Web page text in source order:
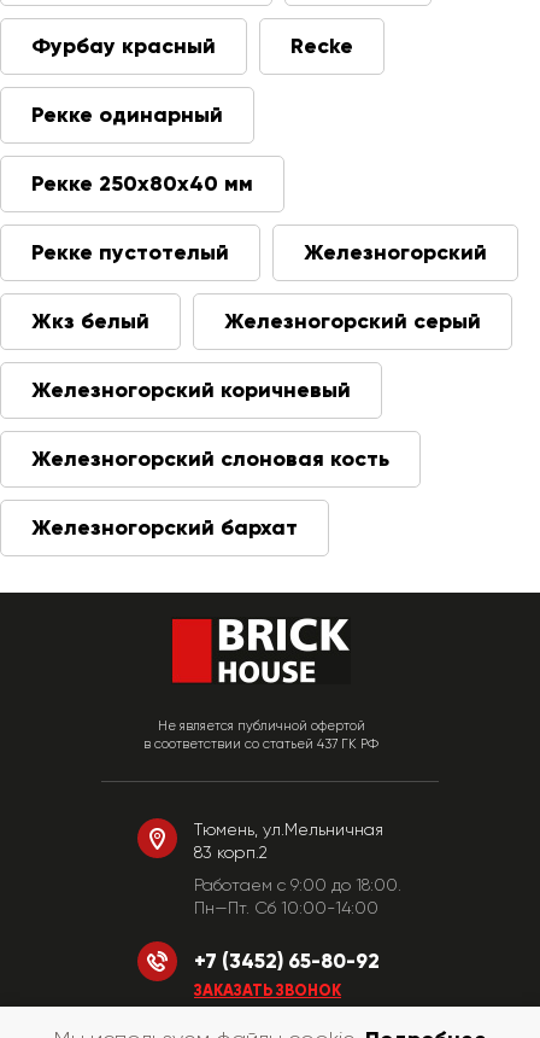
Фурбау красный Recke
Рекке одинарный
Рекке 250х80х40 мм
Рекке пустотелый Железногорский
Жкз белый Железногорский серый
Железногорский коричневый
Железногорский слоновая кость
Железногорский бархат
Не является публичной офертой
в соответствии со статьей 437 ГК РФ
Тюмень, ул.Мельничная
83 корп.2
Работаем c 9:00 до 18:00.
Пн—Пт. Сб 10:00-14:00
+7 (3452) 65-80-92
ЗАКАЗАТЬ ЗВОНОК